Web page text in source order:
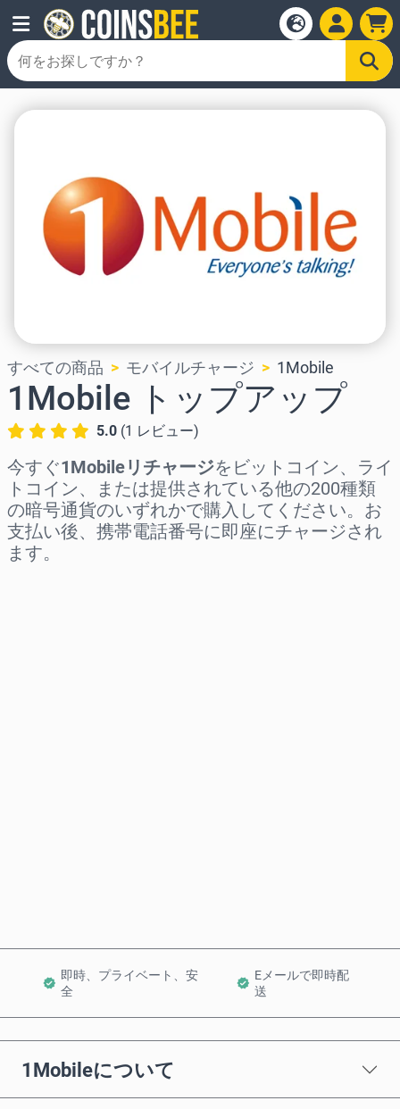
すべての商品 モバイルチャージ 1Mobile
1Mobile トップアップ
5.0 (1 レビュー)
今すぐ1Mobileリチャージをビットコイン、ライ
トコイン、または提供されている他の200種類
の暗号通貨のいずれかで購入してください。お
支払い後、携帯電話番号に即座にチャージされ
ます。
即時、プライベート、安
全
Eメールで即時配
送
1Mobileについて